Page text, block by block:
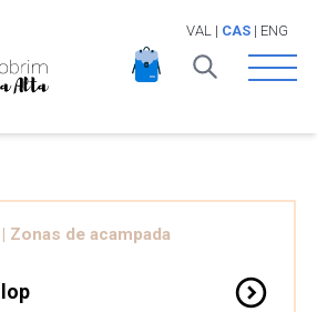
VAL | CAS| ENG
Open
| Zonas de acampada
expand_circle_down